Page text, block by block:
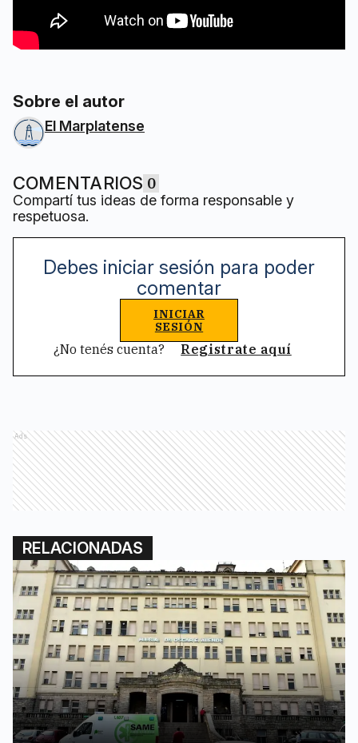
Sobre el autor
El Marplatense
COMENTARIOS 0
Compartí tus ideas de forma responsable y
respetuosa.
Debes iniciar sesión para poder
comentar
INICIAR
SESIÓN
¿No tenés cuenta? Registrate aquí
Ads
RELACIONADAS